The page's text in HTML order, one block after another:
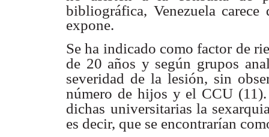
bibliográfica, Venezuela
expone.
Se ha indicado como factor de
de 20 años y según grupos
severidad de la lesión, sin
número de hijos y el CCU (11).
dichas universitarias la
es decir, que se encontrarían